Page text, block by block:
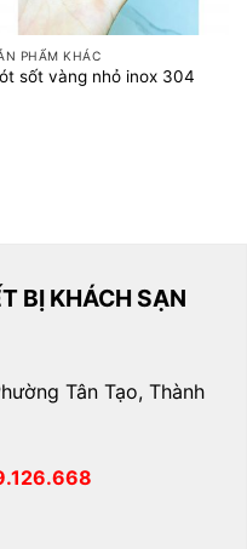
PHẨM KHÁC
sốt vàng nhỏ inox 304
BỊ KHÁCH SẠN
Tân Tạo, Thành